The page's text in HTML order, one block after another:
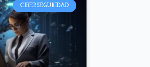
CIBERSEGURIDAD